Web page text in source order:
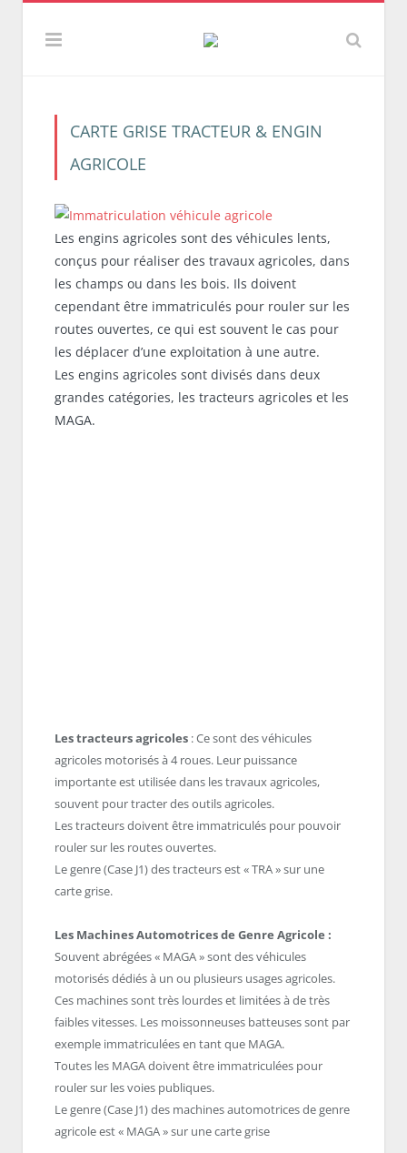
CARTE GRISE TRACTEUR & ENGIN
AGRICOLE
Les engins agricoles sont des véhicules lents,
conçus pour réaliser des travaux agricoles, dans
les champs ou dans les bois. Ils doivent
cependant être immatriculés pour rouler sur les
routes ouvertes, ce qui est souvent le cas pour
les déplacer d’une exploitation à une autre.
Les engins agricoles sont divisés dans deux
grandes catégories, les tracteurs agricoles et les
MAGA.
Les tracteurs agricoles : Ce sont des véhicules
agricoles motorisés à 4 roues. Leur puissance
importante est utilisée dans les travaux agricoles,
souvent pour tracter des outils agricoles.
Les tracteurs doivent être immatriculés pour pouvoir
rouler sur les routes ouvertes.
Le genre (Case J1) des tracteurs est « TRA » sur une
carte grise.
Les Machines Automotrices de Genre Agricole :
Souvent abrégées « MAGA » sont des véhicules
motorisés dédiés à un ou plusieurs usages agricoles.
Ces machines sont très lourdes et limitées à de très
faibles vitesses. Les moissonneuses batteuses sont par
exemple immatriculées en tant que MAGA.
Toutes les MAGA doivent être immatriculées pour
rouler sur les voies publiques.
Le genre (Case J1) des machines automotrices de genre
agricole est « MAGA » sur une carte grise